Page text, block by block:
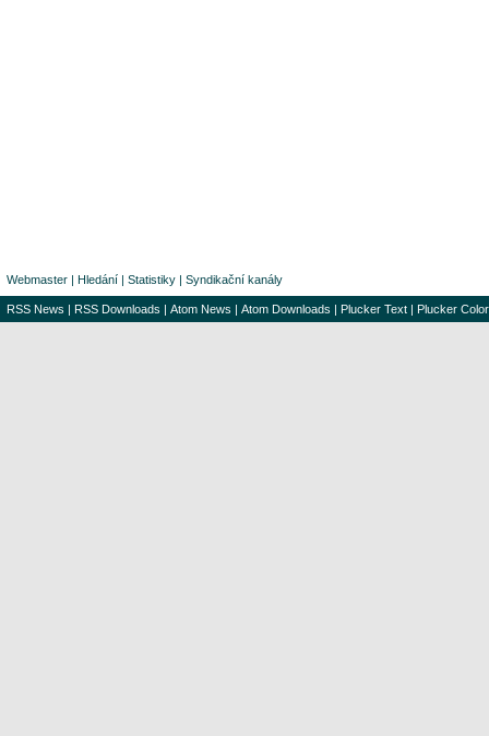
Webmaster | Hledání | Statistiky | Syndikační kanály
RSS News | RSS Downloads | Atom News | Atom Downloads | Plucker Text | Plucker Color